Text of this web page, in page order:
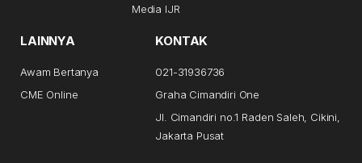
Media IJR
LAINNYA
Awam Bertanya
CME Online
KONTAK
021-31936736
Graha Cimandiri One
Jl. Cimandiri no.1 Raden Saleh, Cikini,
Jakarta Pusat